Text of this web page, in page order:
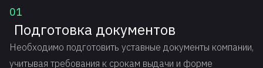
01
Подготовка документов
Необходимо подготовить уставные документы компании,
учитывая требования к срокам выдачи и форме